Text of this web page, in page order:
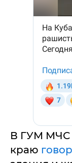
В ГУМ МЧС
краю